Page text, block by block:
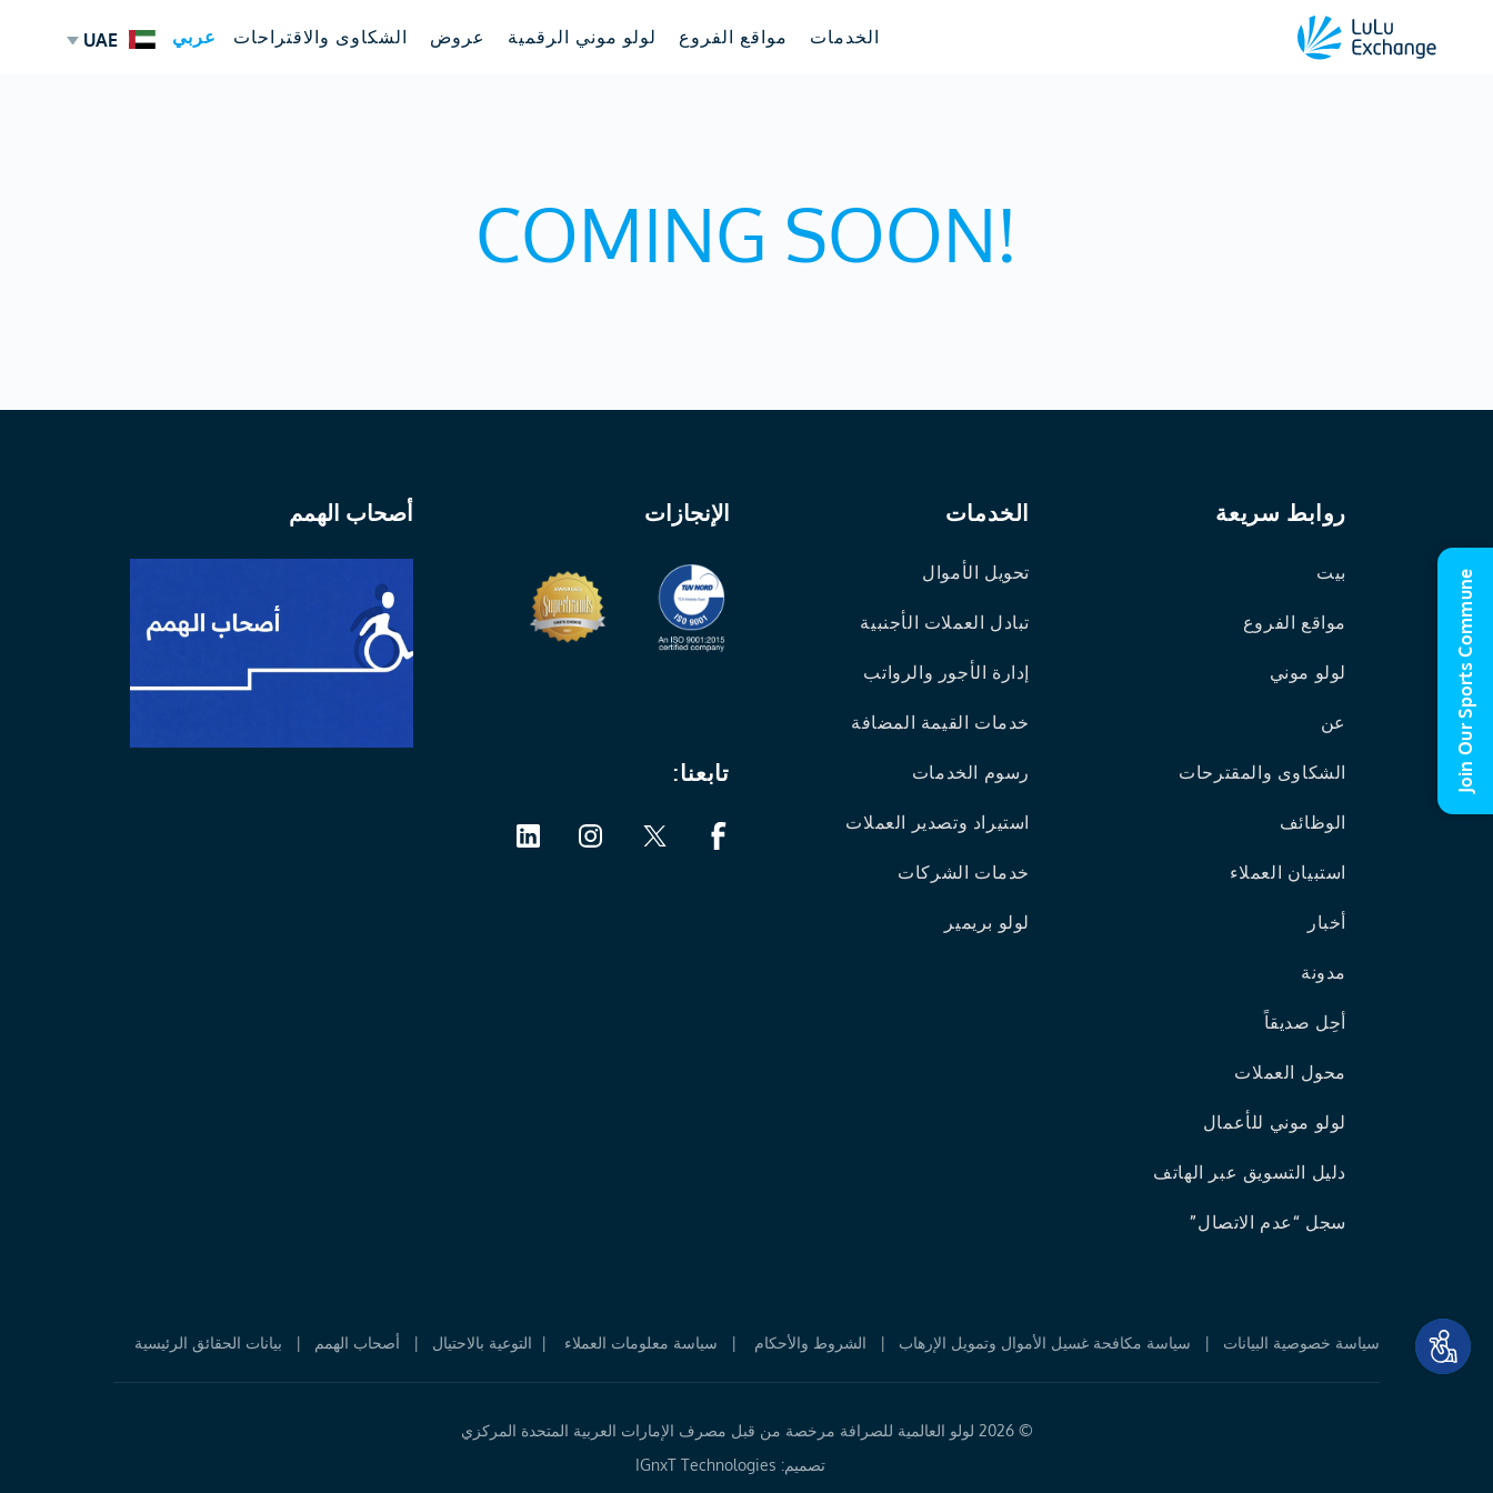
الخدمات مواقع الفروع لولو موني الرقمية عروض الشكاوى والاقتراحات عربي UAE
!COMING SOON
روابط سريعة
بيت
مواقع الفروع
لولو موني
عن
الشكاوى والمقترحات
الوظائف
استبيان العملاء
أخبار
مدونة
أحِل صديقاً
محول العملات
لولو موني للأعمال
دليل التسويق عبر الهاتف
سجل “عدم الاتصال”
الخدمات
تحويل الأموال
تبادل العملات الأجنبية
إدارة الأجور والرواتب
خدمات القيمة المضافة
رسوم الخدمات
استيراد وتصدير العملات
خدمات الشركات
لولو بريمير
الإنجازات
تابعنا:
أصحاب الهمم
سياسة خصوصية البيانات | سياسة مكافحة غسيل الأموال وتمويل الإرهاب | الشروط والأحكام | سياسة معلومات العملاء | التوعية بالاحتيال | أصحاب الهمم | بيانات الحقائق الرئيسية
©2026 لولو العالمية للصرافة مرخصة من قبل مصرف الإمارات العربية المتحدة المركزي
تصميم: IGnxT Technologies
Join Our Sports Commune